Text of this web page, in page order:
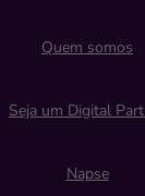
Quem somos
Seja um Digital
Napse